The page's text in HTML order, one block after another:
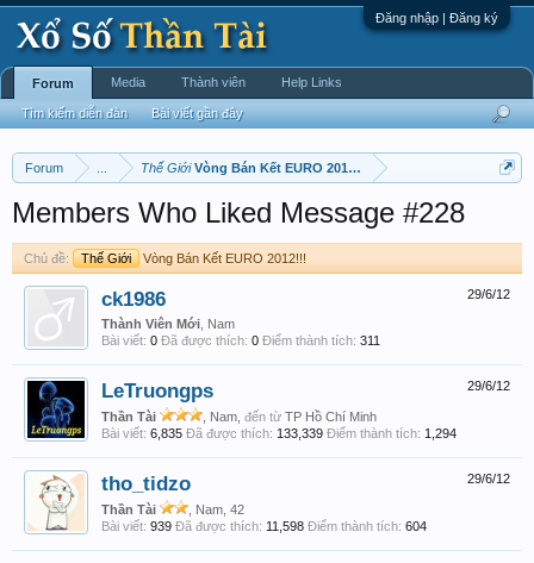
Đăng nhập | Đăng ký
Forum Thế GiớiVòng Bán Kết EURO 2012!!!
Members Who Liked Message #228
Chủ đề: Thế Giới Vòng Bán Kết EURO 2012!!!
29/6/12
ck1986
Thành Viên Mới , Nam
Bài viết: 0 Đã được thích: 0 Điểm thành tích: 311
29/6/12
LeTruongps
Thần Tài , Nam, đến từ TP Hồ Chí Minh
Bài viết: 6,835 Đã được thích: 133,339 Điểm thành tích: 1,294
29/6/12
tho_tidzo
Thần Tài
, Nam, 42
Bài viết: 939 Đã được thích: 11,598 Điểm thành tích: 604
Forum
Tìm kiếm diễn đàn Bài viết gần đây
Media Thành viên Help Links